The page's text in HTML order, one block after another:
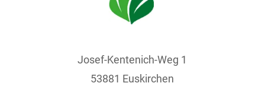
Josef-Kentenich-Weg 1
53881 Euskirchen